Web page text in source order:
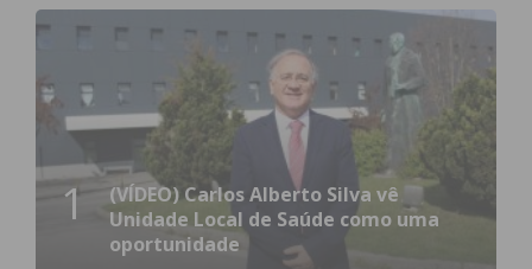
1
(VÍDEO) Carlos Alberto Silva vê
Unidade Local de Saúde como uma
oportunidade